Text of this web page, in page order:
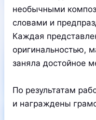
необычными
словами и
Каждая
оригинальностью,
заняла достойное
По результатам
и награждены